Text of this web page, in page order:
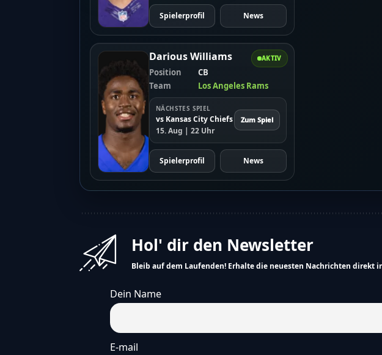
Spielerprofil News
AKTIV
Darious Williams
Position
CB
Team
Los Angeles Rams
NÄCHSTES SPIEL
vs Kansas City Chiefs
15. Aug | 22 Uhr
Zum Spiel
Spielerprofil News
Hol' dir den Newsletter
Bleib auf dem Laufenden! Erhalte die neuesten Nachrichten direkt
Dein Name
E-mail